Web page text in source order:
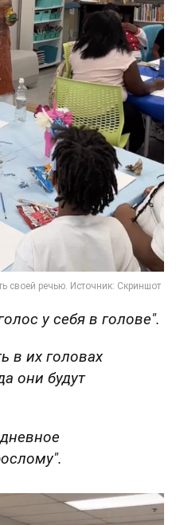
у себя в голове".
в их головах
они будут